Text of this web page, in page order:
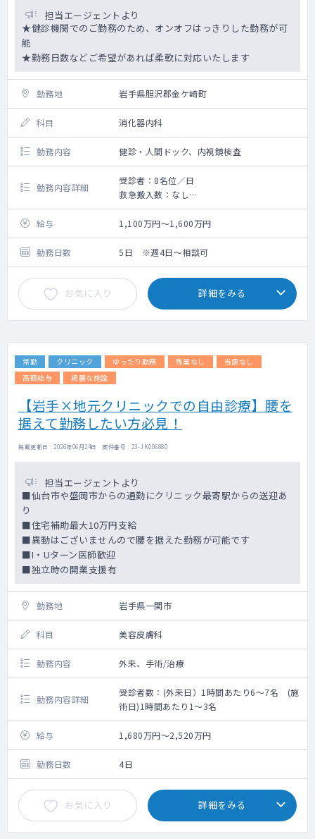
カルテ：電子カルテ（モバカル）
9:00始業、9:30午前の診察開始、12:00診療
所へ戻り休憩、13:00カルテ入力・午後のカ
ルテ確認、
13:30午後の診療開始、17:00診療所に戻りカ
ルテ入力、18:00業務終了
担当エージェントより
★健診機関でのご勤務のため、オンオフはっきりした勤務が可
能
★勤務日数などご希望があれば柔軟に対応いたします
勤務地 岩手県胆沢郡金ケ崎町
科目 消化器内科
勤務内容 健診・人間ドック、内視鏡検査
勤務内容詳細
受診者：8名位／日
救急搬入数：なし
手術数：なし
給与
1,100万円～1,600万円
勤務日数 5日 ※週4日～相談可
お気に入り 詳細をみる
常勤 クリニック ゆったり勤務 残業なし
当直なし
高額給与
綺麗な施設
【岩手×地元クリニックでの自由診療】腰を
据えて勤務したい方必見！
掲載更新日 : 2026年06月24日 案件番号 : 23-JK006880
担当エージェントより
■仙台市や盛岡市からの通勤にクリニック最寄駅からの送迎あ
り
■住宅補助最大10万円支給
■異動はございませんので腰を据えた勤務が可能です
■I・Uターン医師歓迎
■独立時の開業支援有
勤務地 岩手県一関市
科目 美容皮膚科
勤務内容 外来、手術/治療
勤務内容詳細
受診者数：(外来日）1時間あたり6～7名 (施
術日)1時間あたり1～3名
給与 1,680万円～2,520万円
勤務日数 4日
お気に入り 詳細をみる